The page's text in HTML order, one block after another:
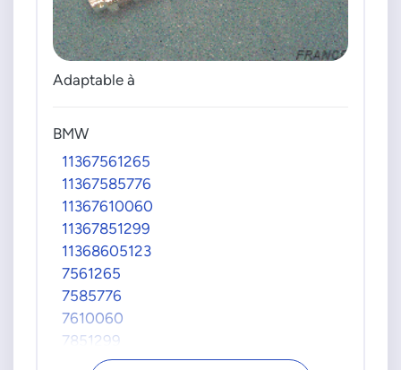
Adaptable à
BMW
11367561265
11367585776
11367610060
11367851299
11368605123
7561265
7585776
7610060
7851299
8605123